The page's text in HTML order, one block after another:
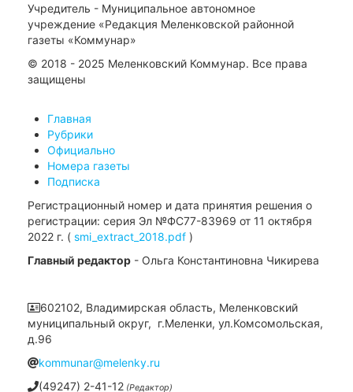
Учредитель - Муниципальное автономное
учреждение «Редакция Меленковской районной
газеты «Коммунар»
© 2018 - 2025 Меленковский Коммунар. Все права
защищены
Главная
Рубрики
Официально
Номера газеты
Подписка
Регистрационный номер и дата принятия решения о
регистрации: серия Эл №ФС77-83969 от 11 октября
2022 г. ( smi_extract_2018.pdf )
Главный редактор - Ольга Константиновна Чикирева
602102, Владимирская область, Меленковский
муниципальный округ, г.Меленки, ул.Комсомольская,
д.96
kommunar@melenky.ru
(49247) 2-41-12 (Редактор)